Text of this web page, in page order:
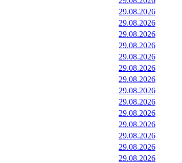
29.08.2026
29.08.2026
29.08.2026
29.08.2026
29.08.2026
29.08.2026
29.08.2026
29.08.2026
29.08.2026
29.08.2026
29.08.2026
29.08.2026
29.08.2026
29.08.2026